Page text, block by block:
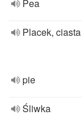
Pea
Placek, ciasta
pie
Śliwka